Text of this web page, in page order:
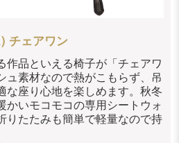
チェアワン
作品といえる椅子が「チェアワ
ュ素材なので熱がこもらず、吊
な座り心地を楽しめます。秋冬
かいモコモコの専用シートウォ
りたたみも簡単で軽量なので持